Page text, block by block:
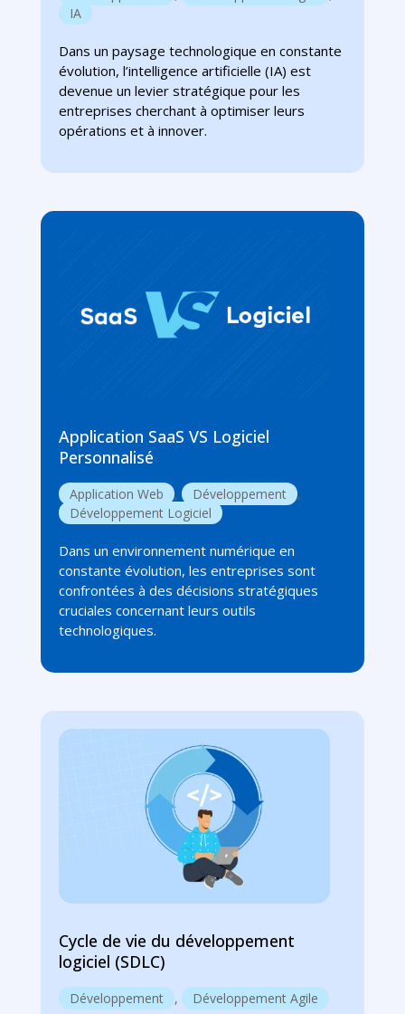
IA
Dans un paysage technologique en constante
évolution, l’intelligence artificielle (IA) est
devenue un levier stratégique pour les
entreprises cherchant à optimiser leurs
opérations et à innover.
Application SaaS VS Logiciel
Personnalisé
Application Web , Développement
,
Développement Logiciel
Dans un environnement numérique en
constante évolution, les entreprises sont
confrontées à des décisions stratégiques
cruciales concernant leurs outils
technologiques.
Cycle de vie du développement
logiciel (SDLC)
Développement , Développement Agile